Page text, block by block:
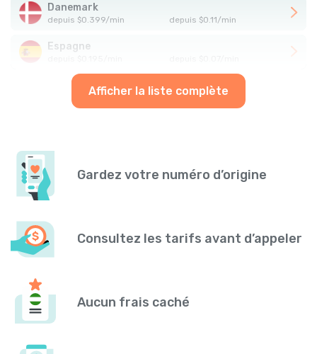
Danemark
depuis $0.399/min depuis $0.11/min
Espagne
Afficher la liste complète
Gardez votre numéro d’origine
Consultez les tarifs avant d’appeler
Aucun frais caché